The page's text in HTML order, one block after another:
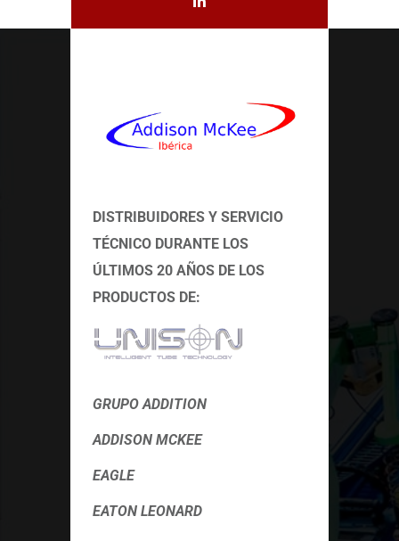
DISTRIBUIDORES Y SERVICIO
TÉCNICO DURANTE LOS
ÚLTIMOS 20 AÑOS DE LOS
PRODUCTOS DE:
GRUPO ADDITION
ADDISON MCKEE
EAGLE
EATON LEONARD